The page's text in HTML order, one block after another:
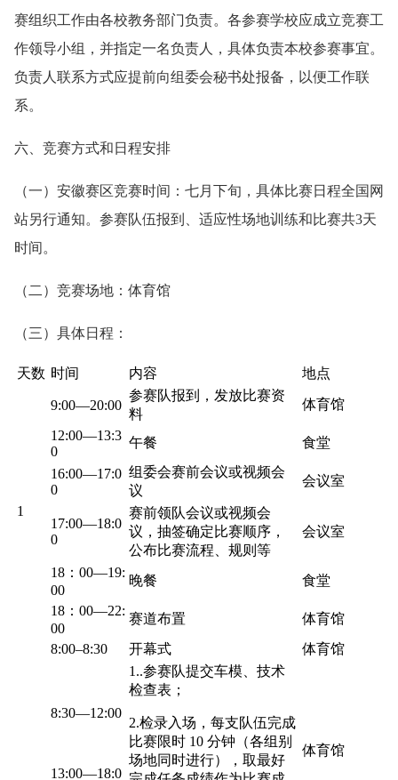
赛组织工作由各校教务部门负责。各参赛学校应成立竞赛工
作领导小组，并指定一名负责人，具体负责本校参赛事宜。
负责人联系方式应提前向组委会秘书处报备，以便工作联
系。
六、竞赛方式和日程安排
（一）安徽赛区竞赛时间：七月下旬，具体比赛日程全国网
站另行通知。参赛队伍报到、适应性场地训练和比赛共3天
时间。
（二）竞赛场地：体育馆
（三）具体日程：
天数 时间 内容 地点
1
9:00—20:00
参赛队报到，发放比赛资
料
体育馆
12:00—13:3
0
午餐 食堂
16:00—17:0
0
组委会赛前会议或视频会
议
会议室
17:00—18:0
0
赛前领队会议或视频会
议，抽签确定比赛顺序，
公布比赛流程、规则等
会议室
18：00—19:
00
晚餐
食堂
18：00—22:
00
赛道布置 体育馆
8:00–8:30 开幕式 体育馆
8:30—12:00
13:00—18:0
1..参赛队提交车模、技术
检查表；
2.检录入场，每支队伍完成
比赛限时 10 分钟（各组别
场地同时进行），取最好
体育馆